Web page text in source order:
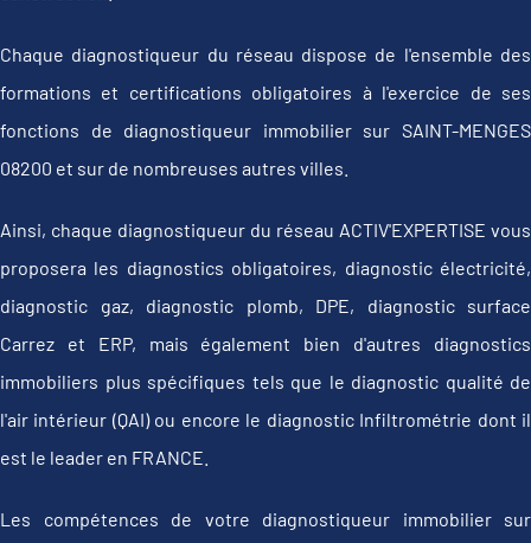
Chaque diagnostiqueur du réseau dispose de l'ensemble des
formations et certifications obligatoires à l'exercice de ses
fonctions de diagnostiqueur immobilier sur SAINT-MENGES
08200 et sur de nombreuses autres villes.
Ainsi, chaque diagnostiqueur du réseau ACTIV'EXPERTISE vous
proposera les diagnostics obligatoires, diagnostic électricité,
diagnostic gaz, diagnostic plomb, DPE, diagnostic surface
Carrez et ERP, mais également bien d'autres diagnostics
immobiliers plus spécifiques tels que le diagnostic qualité de
l'air intérieur (QAI) ou encore le diagnostic Infiltrométrie dont il
est le leader en FRANCE.
Les compétences de votre diagnostiqueur immobilier sur